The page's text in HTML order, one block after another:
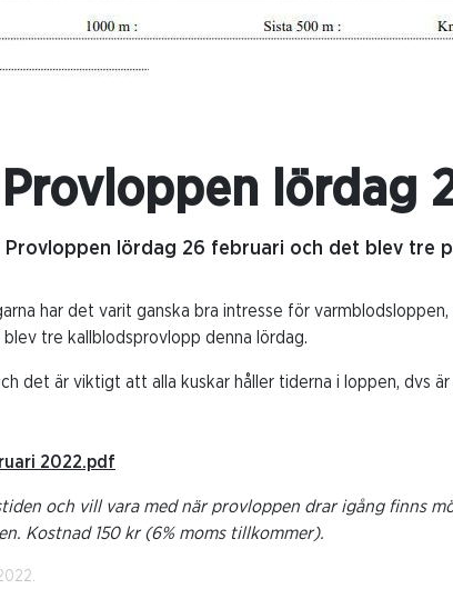
lördag
Provloppen lördag 26 februari och det blev tre
har det varit ganska bra intresse för
blev tre kallblodsprovlopp denna lördag.
det är viktigt att alla kuskar håller tiderna i loppen, dvs
2022.pdf
och vill vara med när provloppen drar igång finns
Kostnad 150 kr (6% moms tillkommer).